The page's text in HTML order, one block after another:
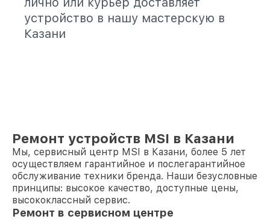
устройство в нашу мастерскую в
Казани
Ремонт устройств MSI в Казани
Мы, сервисный центр MSI в Казани, более 5 лет
осуществляем гарантийное и послегарантийное
обслуживание техники бренда. Наши безусловные
принципы: высокое качество, доступные цены,
высококлассный сервис.
Ремонт в сервисном центре